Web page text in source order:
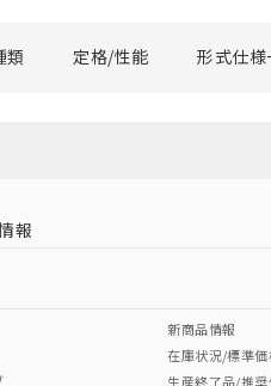
類 定格/性能 形式仕様
報
新商品情報
在庫状況/標準価
生産終了品/推奨